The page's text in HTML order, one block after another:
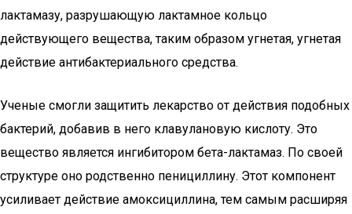
лактамазу, разрушающую лактамное кольцо
действующего вещества, таким образом угнетая, угнетая
действие антибактериального средства.
Ученые смогли защитить лекарство от действия подобных
бактерий, добавив в него клавулановую кислоту. Это
вещество является ингибитором бета-лактамаз. По своей
структуре оно родственно пенициллину. Этот компонент
усиливает действие амоксициллина, тем самым расширяя